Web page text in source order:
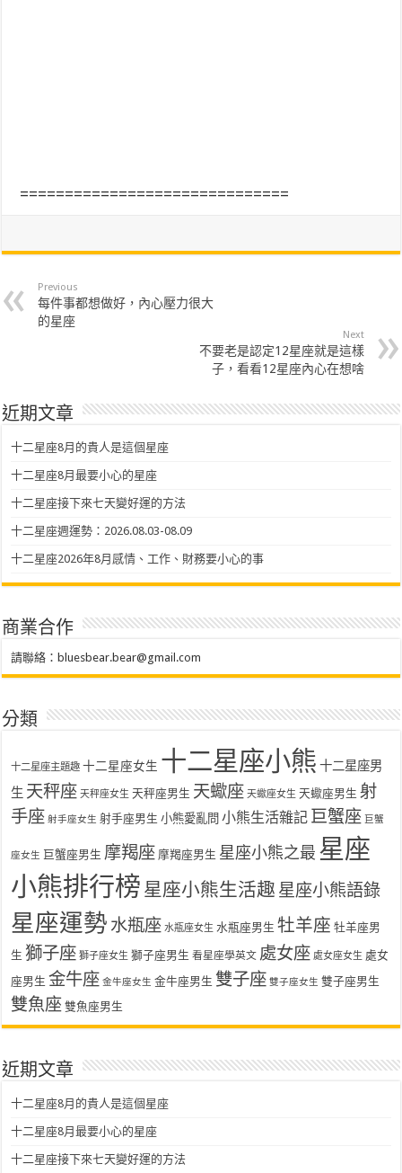
==============================
Previous
每件事都想做好，內心壓力很大
的星座
Next
不要老是認定12星座就是這樣
子，看看12星座內心在想啥
近期文章
十二星座8月的貴人是這個星座
十二星座8月最要小心的星座
十二星座接下來七天變好運的方法
十二星座週運勢：2026.08.03-08.09
十二星座2026年8月感情、工作、財務要小心的事
商業合作
請聯絡： bluesbear.bear@gmail.com
分類
十二星座主題趣 十二星座女生 十二星座小熊 十二星座男
生 天秤座 天秤座女生 天秤座男生 天蠍座 天蠍座女生 天蠍座男生 射
手座 射手座女生 射手座男生 小熊愛亂問 小熊生活雜記 巨蟹座 巨蟹
座女生 巨蟹座男生 摩羯座 摩羯座男生 星座小熊之最 星座
小熊排行榜 星座小熊生活趣 星座小熊語錄
星座運勢 水瓶座 水瓶座女生 水瓶座男生 牡羊座 牡羊座男
生 獅子座 獅子座女生 獅子座男生 看星座學英文 處女座 處女座女生 處女
座男生 金牛座 金牛座女生 金牛座男生 雙子座 雙子座女生 雙子座男生
雙魚座 雙魚座男生
近期文章
十二星座8月的貴人是這個星座
十二星座8月最要小心的星座
十二星座接下來七天變好運的方法